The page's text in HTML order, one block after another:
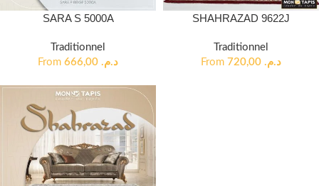
SARA S 5000A
Traditionnel
From
د.م.
SHAHRAZAD 9622J
Traditionnel
From
د.م.